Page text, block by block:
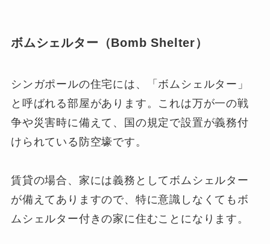
ボムシェルター（Bomb Shelter）
シンガポールの住宅には、「ボムシェルター」
と呼ばれる部屋があります。これは万が一の戦
争や災害時に備えて、国の規定で設置が義務付
けられている防空壕です。
賃貸の場合、家には義務としてボムシェルター
が備えてありますので、特に意識しなくてもボ
ムシェルター付きの家に住むことになります。